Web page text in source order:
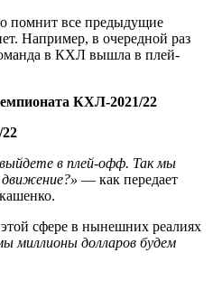
помнит все предыдущие
Например, в очередной раз
в КХЛ вышла в плей-
КХЛ-2021/22
в плей-офф. Так мы
— как передает
сфере в нынешних реалиях
миллионы долларов будем